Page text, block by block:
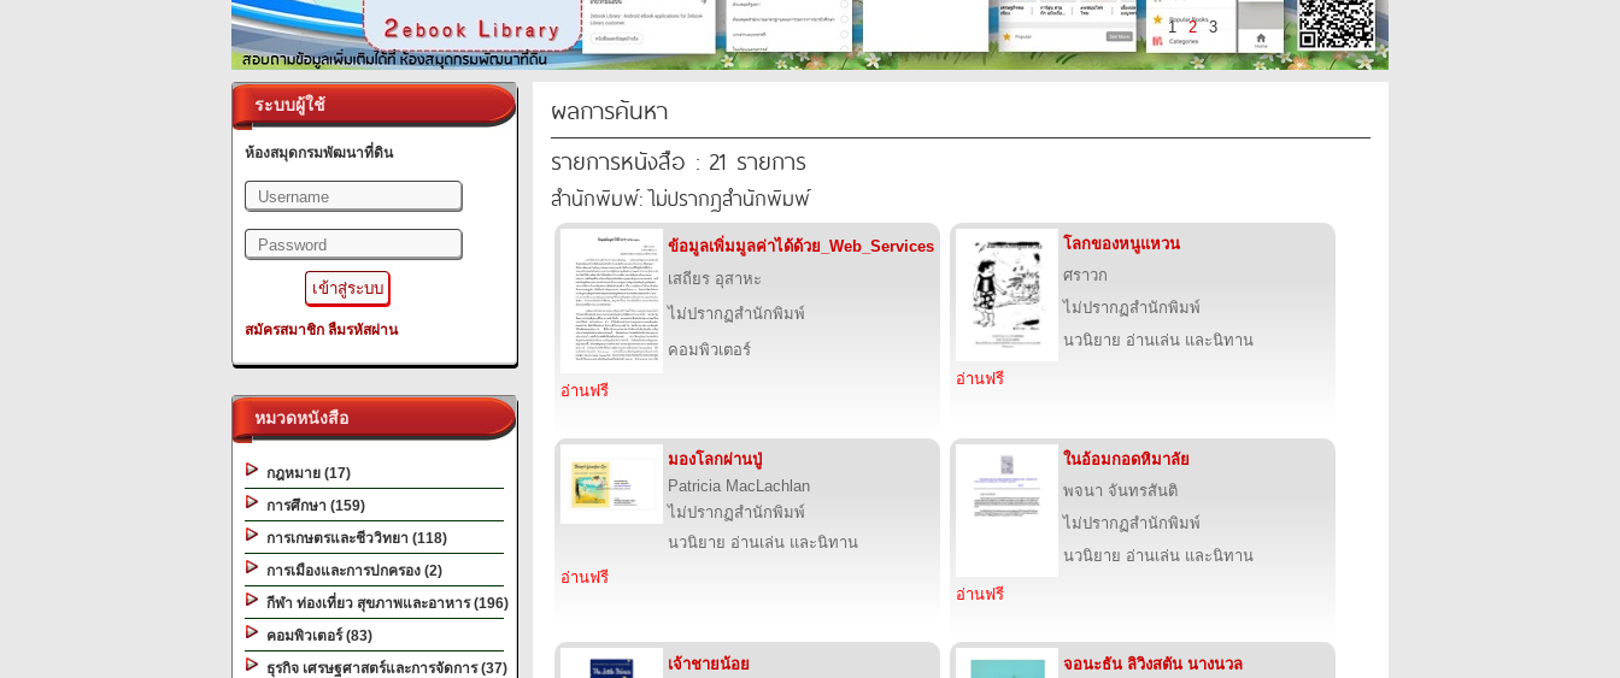
1 2 3
ระบบผู้ใช้
ห้องสมุดกรมพัฒนาที่ดิน
สมัครสมาชิก ลืมรหัสผ่าน
หมวดหนังสือ
กฎหมาย (17)
การศึกษา (159)
การเกษตรและชีววิทยา (118)
การเมืองและการปกครอง (2)
กีฬา ท่องเที่ยว สุขภาพและอาหาร (196)
คอมพิวเตอร์ (83)
ธุรกิจ เศรษฐศาสตร์และการจัดการ (37)
ผลการค้นหา
รายการหนังสือ : 21 รายการ
สำนักพิมพ์: ไม่ปรากฏสำนักพิมพ์
ข้อมูลเพิ่มมูลค่าได้ด้วย_Web_Services
เสถียร อุสาหะ
ไม่ปรากฏสำนักพิมพ์
คอมพิวเตอร์
อ่านฟรี
โลกของหนูแหวน
ศราวก
ไม่ปรากฏสำนักพิมพ์
นวนิยาย อ่านเล่น และนิทาน
อ่านฟรี
มองโลกผ่านปู่
Patricia MacLachlan
ไม่ปรากฏสำนักพิมพ์
นวนิยาย อ่านเล่น และนิทาน
อ่านฟรี
ในอ้อมกอดหิมาลัย
พจนา จันทรสันติ
ไม่ปรากฏสำนักพิมพ์
นวนิยาย อ่านเล่น และนิทาน
อ่านฟรี
เจ้าชายน้อย
จอนะธัน ลิวิงสตัน นางนวล